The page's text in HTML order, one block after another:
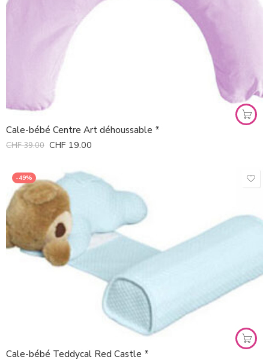
Cale-bébé Centre Art déhoussable *
CHF39.00 CHF 19.00
-49%
Cale-bébé Teddycal Red Castle *